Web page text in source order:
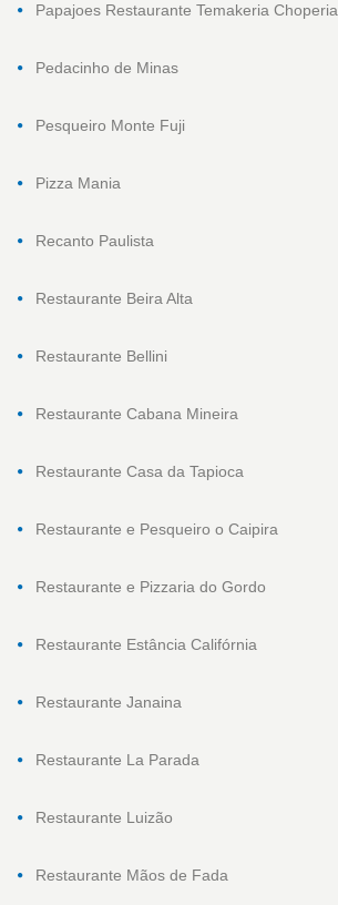
Papajoes Restaurante Temakeria Choperia
Pedacinho de Minas
Pesqueiro Monte Fuji
Pizza Mania
Recanto Paulista
Restaurante Beira Alta
Restaurante Bellini
Restaurante Cabana Mineira
Restaurante Casa da Tapioca
Restaurante e Pesqueiro o Caipira
Restaurante e Pizzaria do Gordo
Restaurante Estância Califórnia
Restaurante Janaina
Restaurante La Parada
Restaurante Luizão
Restaurante Mãos de Fada